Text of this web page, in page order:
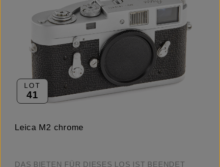
LOT
41
Leica M2 chrome
DAS BIETEN FÜR DIESES LOS IST BEENDET